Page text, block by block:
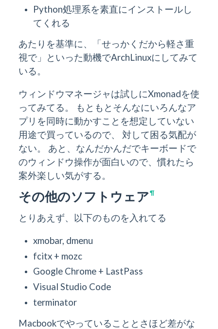
Python処理系を素直にインストールし
てくれる
あたりを基準に、「せっかくだから軽さ重
視で」といった動機でArchLinuxにしてみて
いる。
ウィンドウマネージャは試しにXmonadを使
ってみてる。 もともとそんなにいろんなア
プリを同時に動かすことを想定していない
用途で買っているので、 対して困る気配が
ない。 あと、なんだかんだでキーボードで
のウィンドウ操作が面白いので、慣れたら
案外楽しい気がする。
その他のソフトウェア¶
とりあえず、以下のものを入れてる
xmobar, dmenu
fcitx + mozc
Google Chrome + LastPass
Visual Studio Code
terminator
Macbookでやっていることとさほど差がな